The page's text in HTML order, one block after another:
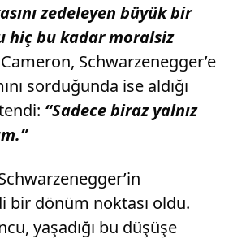
zedeleyen büyük bir
hiç bu kadar moralsiz
Cameron, Schwarzenegger’e
sorduğunda ise aldığı
“Sadece biraz yalnız
bir dönüm noktası oldu.
yaşadığı bu düşüşe